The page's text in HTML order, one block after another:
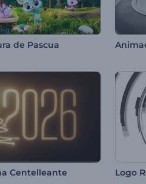
de Pascua
Centelleante Logo